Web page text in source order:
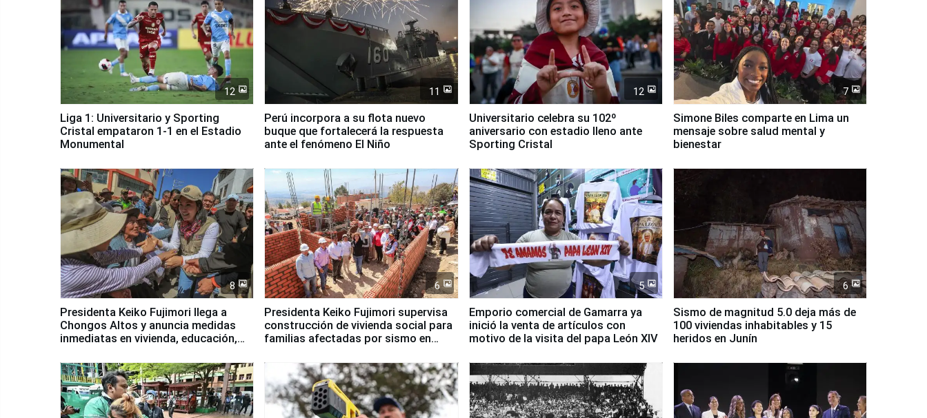
12
Liga 1: Universitario y Sporting
Cristal empataron 1-1 en el Estadio
Monumental
11
Perú incorpora a su flota nuevo
buque que fortalecerá la respuesta
ante el fenómeno El Niño
12
Universitario celebra su 102º
aniversario con estadio lleno ante
Sporting Cristal
7
Simone Biles comparte en Lima un
mensaje sobre salud mental y
bienestar
8
Presidenta Keiko Fujimori llega a
Chongos Altos y anuncia medidas
inmediatas en vivienda, educación,
6
Presidenta Keiko Fujimori supervisa
construcción de vivienda social para
familias afectadas por sismo en
5
Emporio comercial de Gamarra ya
inició la venta de artículos con
motivo de la visita del papa León XIV
6
Sismo de magnitud 5.0 deja más de
100 viviendas inhabitables y 15
heridos en Junín